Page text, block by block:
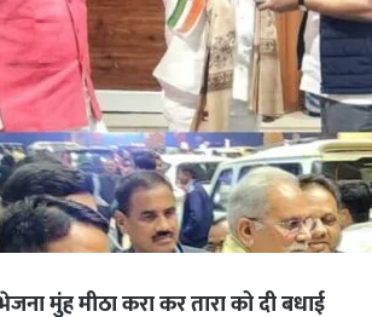
मुंह मीठा करा कर तारा को दी बधाई